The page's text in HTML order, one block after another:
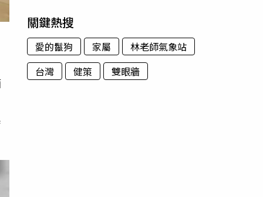
關鍵熱搜
愛的鬣狗 家屬
林老師氣象站
台灣
健策 雙眼牆